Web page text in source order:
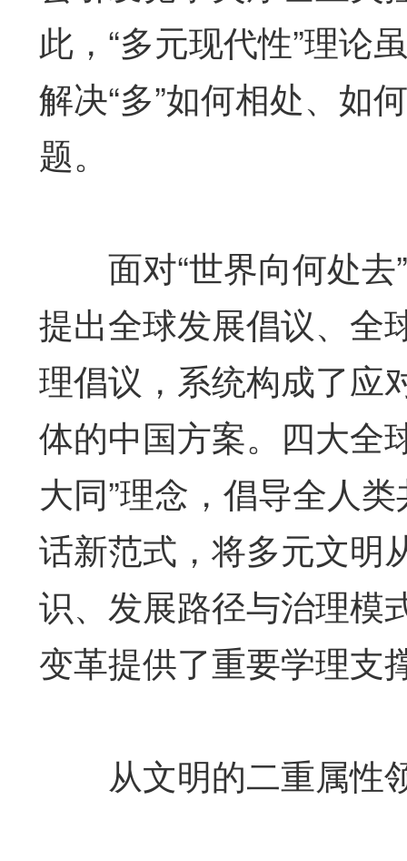
此，“多元现代性”理论
解决“多”如何相处、如
题。
面对“世界向何处去”
提出全球发展倡议、全
理倡议，系统构成了应
体的中国方案。四大全
大同”理念，倡导全人
话新范式，将多元文明
识、发展路径与治理模
变革提供了重要学理支
从文明的二重属性